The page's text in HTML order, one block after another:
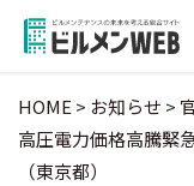
HOME > お知らせ >
高圧電力価格高騰緊
（東京都）